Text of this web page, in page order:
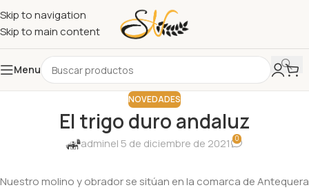
Skip to navigation
Skip to main content
Menu
NOVEDADES
El trigo duro andaluz
adminel 5 de diciembre de 2021 0
Nuestro molino y obrador se sitúan en la comarca de Antequera